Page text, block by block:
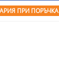
ПРИ ПОРЪЧКА